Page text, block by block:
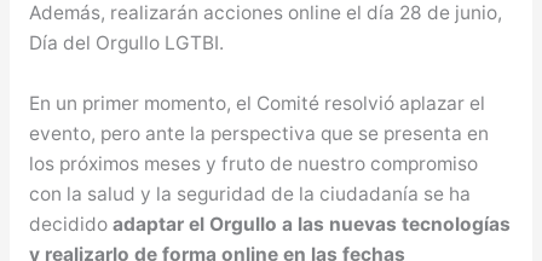
Además, realizarán acciones online el día 28 de junio,
Día del Orgullo LGTBI.
En un primer momento, el Comité resolvió aplazar el
evento, pero ante la perspectiva que se presenta en
los próximos meses y fruto de nuestro compromiso
con la salud y la seguridad de la ciudadanía se ha
decidido adaptar el Orgullo a las nuevas tecnologías
y realizarlo de forma online en las fechas